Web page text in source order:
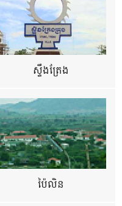
ស្ទឹងត្រែង
ប៉ៃលិន